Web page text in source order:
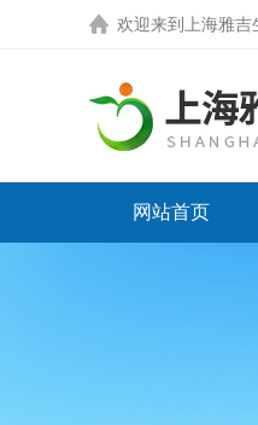
欢迎来到 上海雅
网站首页